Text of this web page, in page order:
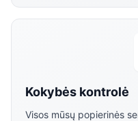
Kokybės kontrolė
Visos mūsų popierinės